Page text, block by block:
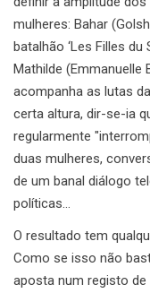
mulheres: Bahar
batalhão ‘Les Filles du
Mathilde (Emmanuelle
acompanha as lutas
certa altura, dir-se-ia
regularmente
duas mulheres,
de um banal diálogo
políticas…
O resultado tem
Como se isso não
aposta num registo de